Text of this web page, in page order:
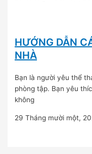
HƯỚNG DẪN
NHÀ
Bạn là người yêu thể
phòng tập. Bạn yêu
không
29 Tháng mười một,